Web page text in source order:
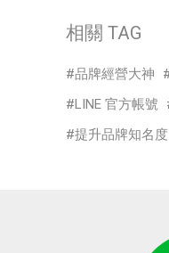
相關 TAG
品牌經營大神
LINE 官方帳號
提升品牌知名度